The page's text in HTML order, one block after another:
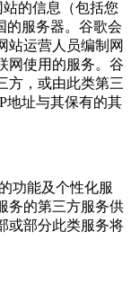
的信息（包括您
的服务器。谷歌会
站运营人员编制网
网使用的服务。谷
方，或由此类第三
地址与其保有的其
功能及个性化服
务的第三方服务供
或部分此类服务将